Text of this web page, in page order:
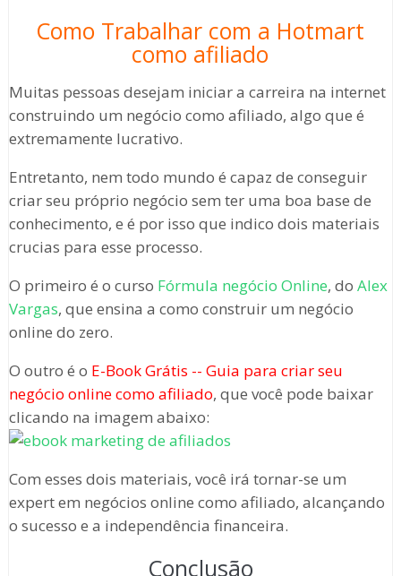
Como Trabalhar com a Hotmart
como afiliado
Muitas pessoas desejam iniciar a carreira na internet
construindo um negócio como afiliado, algo que é
extremamente lucrativo.
Entretanto, nem todo mundo é capaz de conseguir
criar seu próprio negócio sem ter uma boa base de
conhecimento, e é por isso que indico dois materiais
crucias para esse processo.
O primeiro é o curso Fórmula negócio Online, do Alex
Vargas, que ensina a como construir um negócio
online do zero.
O outro é o E-Book Grátis -- Guia para criar seu
negócio online como afiliado, que você pode baixar
clicando na imagem abaixo:
Com esses dois materiais, você irá tornar-se um
expert em negócios online como afiliado, alcançando
o sucesso e a independência financeira.
Conclusão